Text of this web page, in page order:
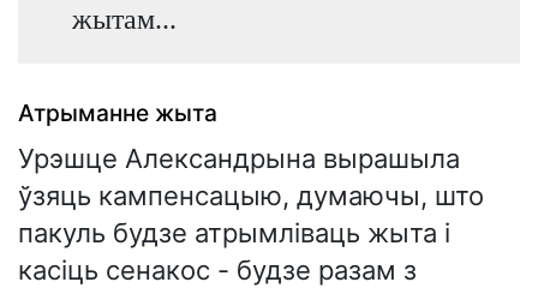
жытам...
Атрыманне жыта
Урэшце Александрына вырашыла
ўзяць кампенсацыю, думаючы, што
пакуль будзе атрымліваць жыта і
касіць сенакос - будзе разам з